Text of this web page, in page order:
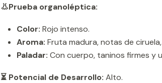
👃Prueba organoléptica:
Color: Rojo intenso.
Aroma: Fruta madura, notas de
Paladar: Con cuerpo, taninos firmes y
⏳ Potencial de Desarrollo: Alto.